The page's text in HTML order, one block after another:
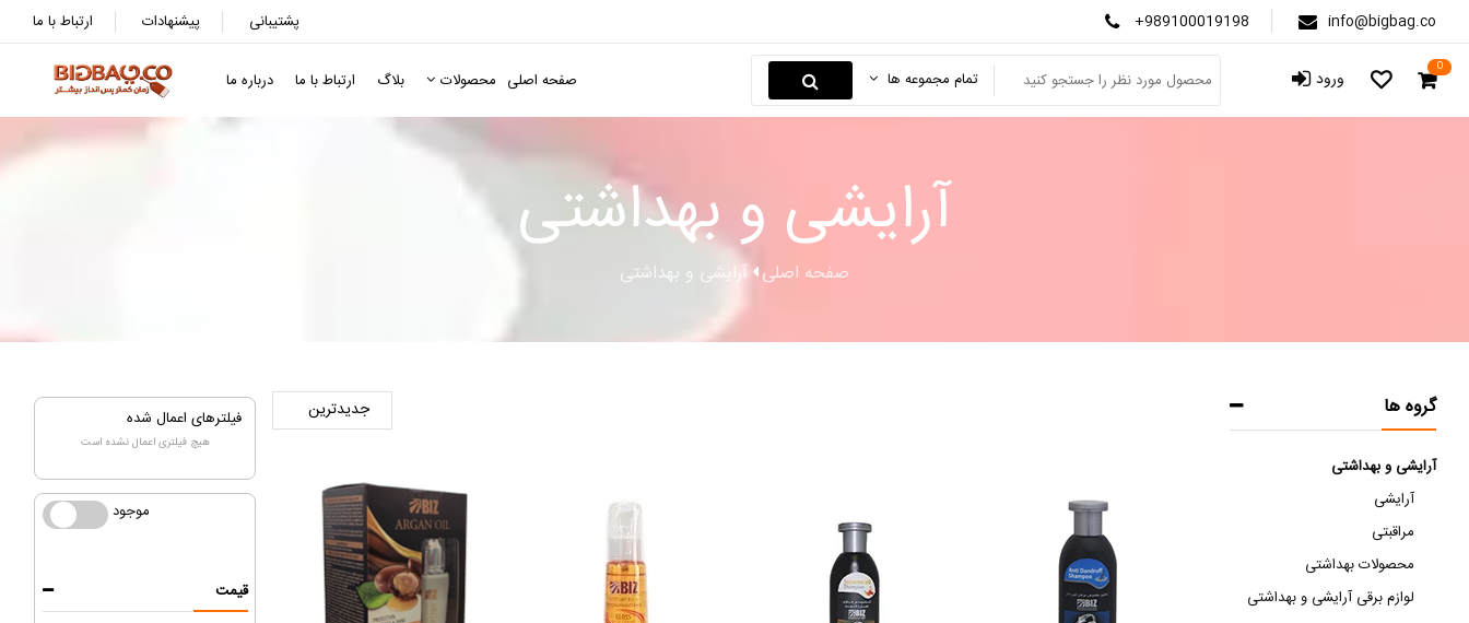
ارتباط با ما پیشنهادات پشتیبانی +989100019198 info@bigbag.co
صفحه اصلی محصولات بلاگ ارتباط با ما درباره ما تمام مجموعه ها ورود 0
آرایشی و بهداشتی
صفحه اصلی آرایشی و بهداشتی
فیلترهای اعمال شده
هیچ فیلتری اعمال نشده است
موجود موجود
قیمت
گروه ها
آرایشی و بهداشتی
آرایشی
مراقبتی
محصولات بهداشتی
لوازم برقی آرایشی و بهداشتی